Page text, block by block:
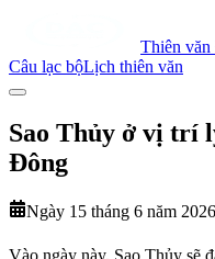
Thiên
Câu lạc bộLịch thiên văn
Sao Thủy ở vị trí
Đông
Ngày 15 tháng 6 năm 2026
Vào ngày này, Sao Thủy sẽ